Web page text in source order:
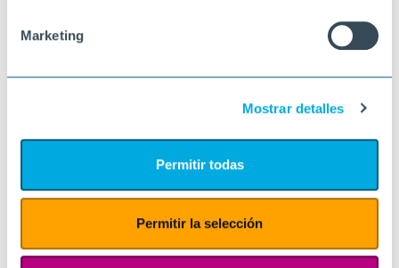
Marketing
Mostrar detalles
Permitir todas
Permitir la selección